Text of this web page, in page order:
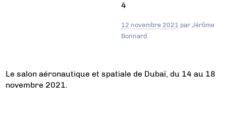
Le salon aéronautique et spatiale de Dubaï, du 14 au 18
novembre 2021.
4
12 novembre 2021 par Jérôme
Bonnard